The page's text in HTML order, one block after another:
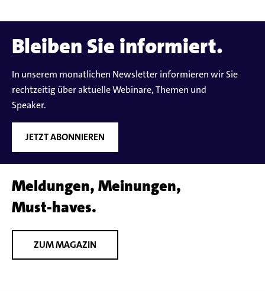
Bleiben Sie informiert.
In unserem monatlichen Newsletter informieren wir Sie
rechtzeitig über aktuelle Webinare, Themen und
Speaker.
JETZT ABONNIEREN
Meldungen, Meinungen,
Must-haves.
ZUM MAGAZIN